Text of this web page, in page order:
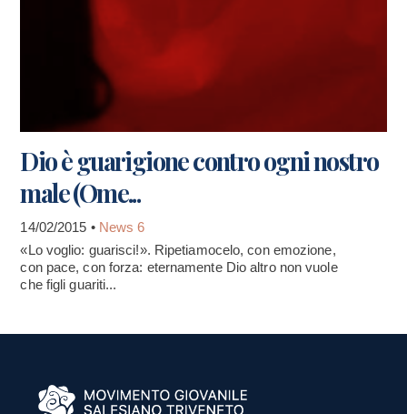
Dio è guarigione contro ogni nostro
male (Ome...
14/02/2015 • News 6
«Lo voglio: guarisci!». Ripetiamocelo, con emozione,
con pace, con forza: eternamente Dio altro non vuole
che figli guariti...